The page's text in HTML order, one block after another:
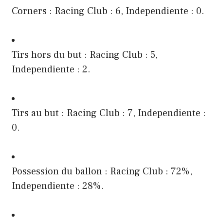
Corners : Racing Club : 6, Independiente : 0.
Tirs hors du but : Racing Club : 5,
Independiente : 2.
Tirs au but : Racing Club : 7, Independiente :
0.
Possession du ballon : Racing Club : 72%,
Independiente : 28%.